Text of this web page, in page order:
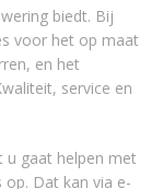
biedt. Bij
voor het op maat
en het
service en
u gaat helpen met
Dat kan via e-